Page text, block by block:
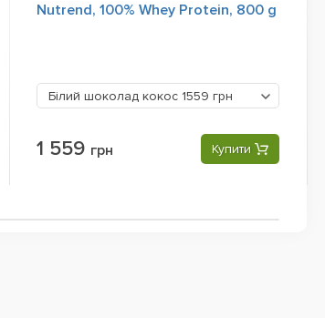
Nutrend, 100% Whey Protein, 800 g
Білий шоколад кокос 1559 грн
1 559 грн Купити